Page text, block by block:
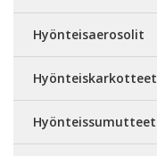
Hyönteisaerosolit
Hyönteiskarkotteet
Hyönteissumutteet